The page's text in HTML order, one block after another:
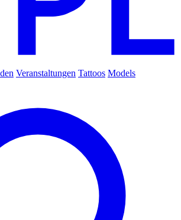
Veranstaltungen Tattoos Models